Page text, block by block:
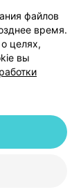
Беларусь,
файлов
время.
целях,
вы